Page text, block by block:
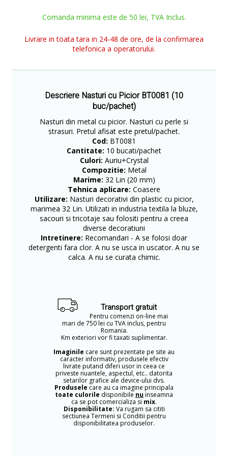
Comanda minima este de 50 lei, TVA Inclus.
Livrare in toata tara in 24-48 de ore, de la confirmarea
telefonica a operatorului.
Descriere Nasturi cu Picior BT0081 (10
buc/pachet)
Nasturi din metal cu picior. Nasturi cu perle si
strasuri. Pretul afisat este pretul/pachet.
Cod: BT0081
Cantitate: 10 bucati/pachet
Culori: Auriu+Crystal
Compozitie: Metal
Marime: 32 Lin (20 mm)
Tehnica aplicare: Coasere
Utilizare: Nasturi decorativi din plastic cu picior,
marimea 32 Lin. Utilizati in industria textila la bluze,
sacouri si tricotaje sau folositi pentru a creea
diverse decoratiuni
Intretinere: Recomandari - A se folosi doar
detergenti fara clor. A nu se usca in uscator. A nu se
calca. A nu se curata chimic.
Transport gratuit
Pentru comenzi on-line mai
mari de 750 lei cu TVA inclus, pentru
Romania.
Km exteriori vor fi taxati suplimentar.
Imaginile care sunt prezentate pe site au
caracter informativ, produsele efectiv
livrate putand diferi usor in ceea ce
priveste nuantele, aspectul, etc.. datorita
setarilor grafice ale device-ului dvs.
Produsele care au ca imagine principala
toate culorile disponibile nu inseamna
ca se pot comercializa si mix.
Disponibilitate: Va rugam sa cititi
sectiunea Termeni si Conditii pentru
disponibilitatea produselor.